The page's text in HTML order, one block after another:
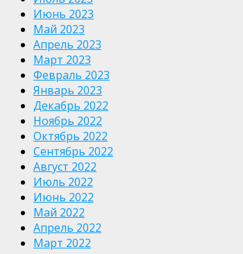
Июнь 2023
Май 2023
Апрель 2023
Март 2023
Февраль 2023
Январь 2023
Декабрь 2022
Ноябрь 2022
Октябрь 2022
Сентябрь 2022
Август 2022
Июль 2022
Июнь 2022
Май 2022
Апрель 2022
Март 2022